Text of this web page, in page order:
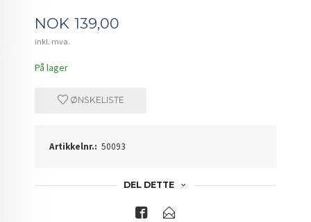
Pris
NOK 139,00
inkl. mva.
På lager
ØNSKELISTE
Artikkelnr.: 50093
DEL DETTE